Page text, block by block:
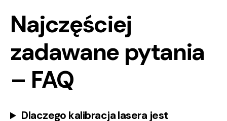
Najczęściej
zadawane pytania
– FAQ
Dlaczego kalibracja lasera jest